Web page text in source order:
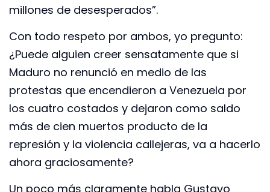
millones de desesperados”.
Con todo respeto por ambos, yo pregunto:
¿Puede alguien creer sensatamente que si
Maduro no renunció en medio de las
protestas que encendieron a Venezuela por
los cuatro costados y dejaron como saldo
más de cien muertos producto de la
represión y la violencia callejeras, va a hacerlo
ahora graciosamente?
Un poco más claramente habla Gustavo